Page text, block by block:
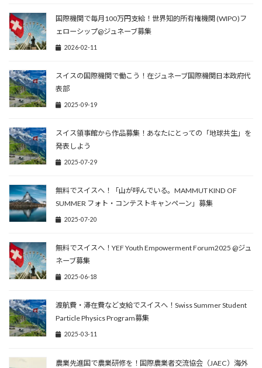
国際機関で毎月100万円支給！世界知的所有権機関 (WIPO)フ
ェローシップ@ジュネーブ募集
2026-02-11
スイスの国際機関で働こう！在ジュネーブ国際機関日本政府代
表部
2025-09-19
スイス領事館から作品募集！あなたにとっての「地球共生」を
発表しよう
2025-07-29
無料でスイスへ！「山が呼んでいる。MAMMUT KIND OF
SUMMER フォト・コンテストキャンペーン」募集
2025-07-20
無料でスイスへ！YEF Youth Empowerment Forum2025 @ジュ
ネーブ募集
2025-06-18
渡航費・滞在費など支給でスイスへ！Swiss Summer Student
Particle Physics Program募集
2025-03-11
農業先進国で農業研修を！国際農業者交流協会（JAEC）海外